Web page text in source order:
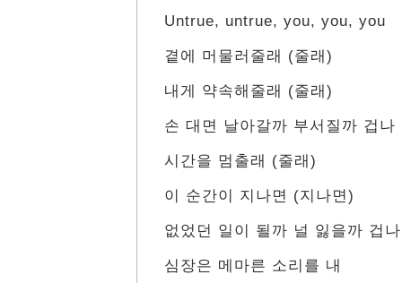
Untrue, untrue, you, you, you
곁에 머물러줄래 (줄래)
내게 약속해줄래 (줄래)
손 대면 날아갈까 부서질까 겁나
시간을 멈출래 (줄래)
이 순간이 지나면 (지나면)
없었던 일이 될까 널 잃을까 겁
심장은 메마른 소리를 내